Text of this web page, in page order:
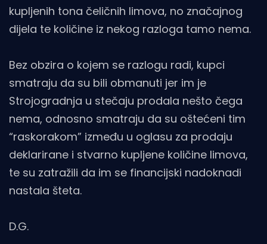
kupljenih tona čeličnih limova, no značajnog
dijela te količine iz nekog razloga tamo nema.
Bez obzira o kojem se razlogu radi, kupci
smatraju da su bili obmanuti jer im je
Strojogradnja u stečaju prodala nešto čega
nema, odnosno smatraju da su oštećeni tim
“raskorakom” između u oglasu za prodaju
deklarirane i stvarno kupljene količine limova,
te su zatražili da im se financijski nadoknadi
nastala šteta.
D.G.